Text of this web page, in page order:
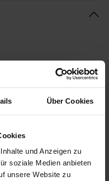
Über Cookies
und Anzeigen zu
soziale Medien anbieten
unsere Website zu